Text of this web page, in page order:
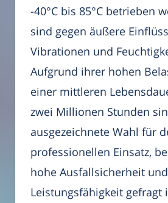
-40°C bis 85°C betrieben
sind gegen äußere
Vibrationen und
Aufgrund ihrer hohen
einer mittleren
zwei Millionen Stunden
ausgezeichnete Wahl für
professionellen Einsatz,
hohe Ausfallsicherheit und
Leistungsfähigkeit gefragt